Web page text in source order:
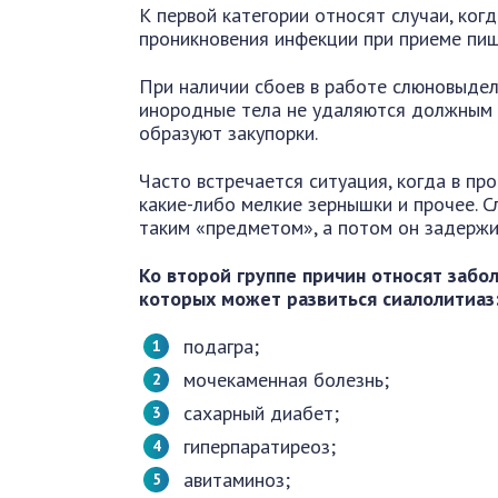
К первой категории относят случаи,
проникновения инфекции при приеме
При наличии сбоев в работе
инородные тела не удаляются
образуют закупорки.
Часто встречается ситуация, когда в
какие-либо мелкие зернышки и прочее.
таким «предметом», а потом он
Ко второй группе причин относят
которых может развиться
подагра;
мочекаменная болезнь;
сахарный диабет;
гиперпаратиреоз;
авитаминоз;